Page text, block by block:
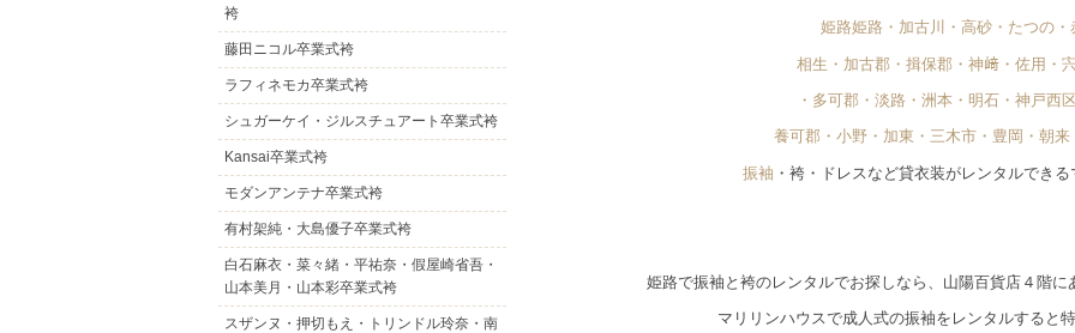
姫路姫路・加古川・高砂・たつの・
相生・加古郡・揖保郡・神﨑・佐用・
・多可郡・淡路・洲本・明石・神戸西
養可郡・小野・加東・三木市・豊岡・朝
振袖 ・袴・ドレスなど貸衣装がレンタルでき
姫路で振袖と袴のレンタルでお探しなら、山陽百貨店４階
マリリンハウスで成人式の振袖をレンタルすると
袴
藤田ニコル卒業式袴
ラフィネモカ卒業式袴
シュガーケイ・ジルスチュアート卒業式袴
Kansai卒業式袴
モダンアンテナ卒業式袴
有村架純・大島優子卒業式袴
白石麻衣・菜々緒・平祐奈・假屋崎省吾・
山本美月・山本彩卒業式袴
スザンヌ・押切もえ・トリンドル玲奈・南